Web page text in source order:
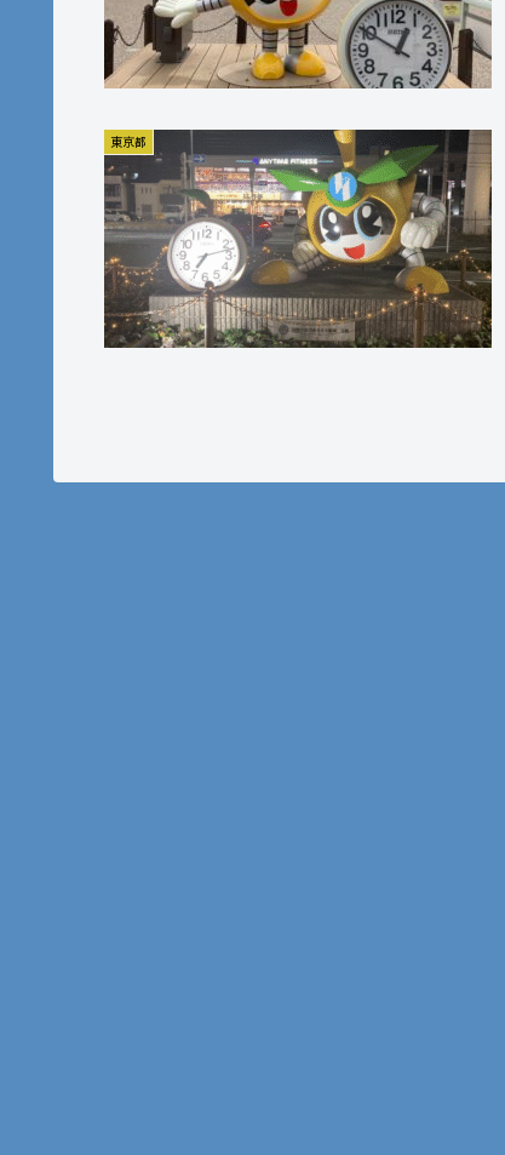
東京都